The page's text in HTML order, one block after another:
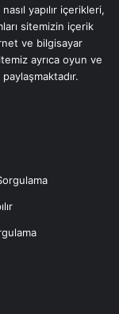
yapılır içerikleri,
sitemizin içerik
ve bilgisayar
ayrıca oyun ve